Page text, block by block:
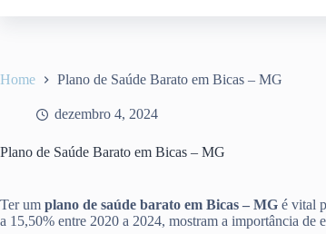
Home Plano de Saúde Barato em Bicas – MG
dezembro 4, 2024
Plano de Saúde Barato em Bicas – MG
Ter um plano de saúde barato em Bicas – MG é vital
a 15,50% entre 2020 a 2024, mostram a importância de